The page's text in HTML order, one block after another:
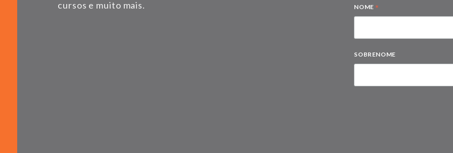
cursos e muito mais.
NOME *
SOBRENOME